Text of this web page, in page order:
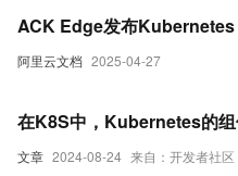
阿里云文档 2025-04-27
ACK Edge发布Kubernetes
文章 2024-08-24 来自：开发者社区
在K8S中，Kubernetes的组